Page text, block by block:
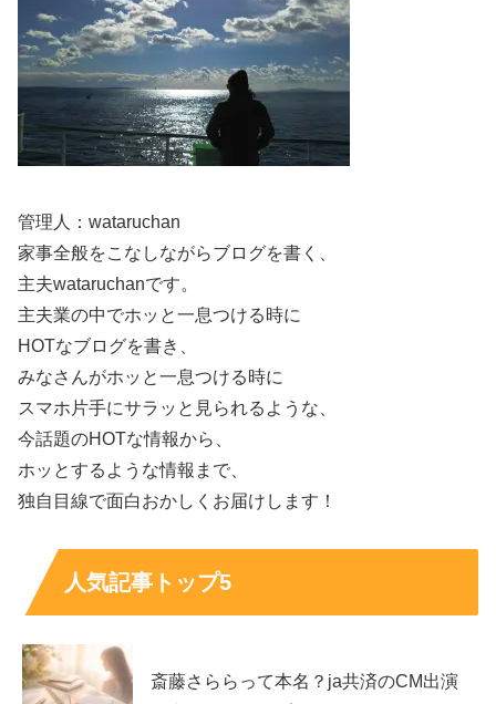
井本彩花の身長と基本プロフィールをまず確認
井本彩花さんの身長は163センチとされています。すらっ
バレエ経験と相性が良く見えるのも納得です。
さらに「食べるのが好き」という話題が出ると、細身のイ
メージとの対比で印象が残りやすくなります。プロフィー
ルは一つ一つはシンプルでも、組み合わせると
が見えてきます。
井本彩花の経歴は“注目を集めたきっかけ”から追
うと分かりやすい
注目される俳優には、転機となる出来事や代表作との出会
いがあり、それが世間のイメージを作っていきます。井本
彩花さんも、若い頃から活動の場を広げ、作品のたびに見
せる表情が変わるタイプとして関心を集めてきました。
管理人：wataruchan
家事全般をこなしながらブログを書く、
主夫wataruchanです。
主夫業の中でホッと一息つける時に
HOTなブログを書き、
みなさんがホッと一息つける時に
スマホ片手にサラッと見られるような、
今話題のHOTな情報から、
ホッとするような情報まで、
独自目線で面白おかしくお届けします！
人気記事トップ5
斎藤さららって本名？ja共済のCM出演